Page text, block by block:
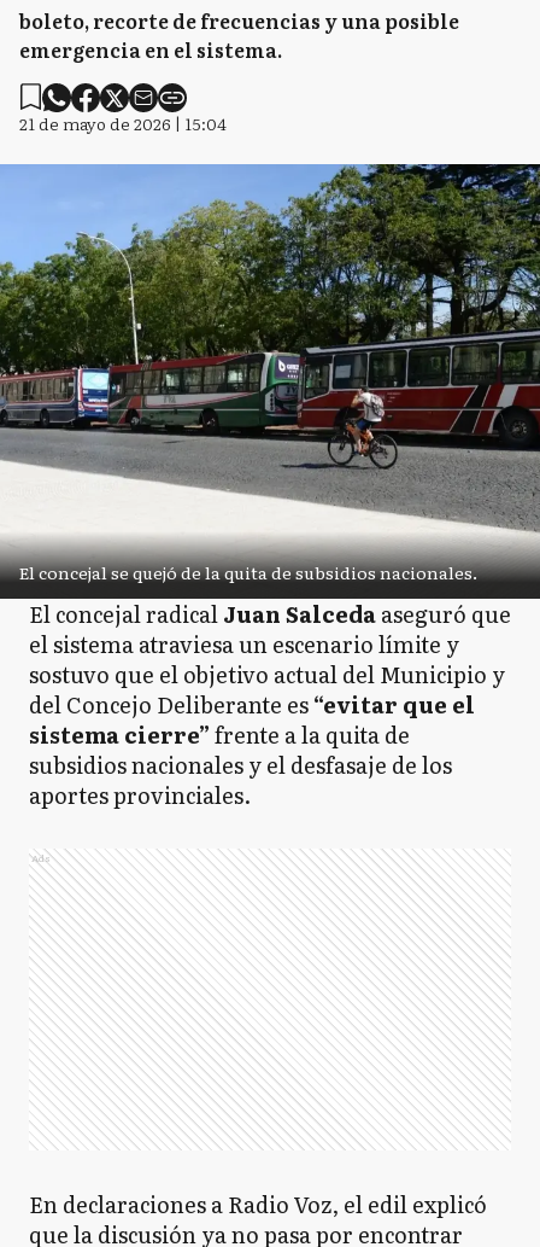
boleto, recorte de frecuencias y una posible
emergencia en el sistema.
21 de mayo de 2026 | 15:04
El concejal se quejó de la quita de subsidios nacionales.
El concejal radicalJuan Salcedaaseguró que
el sistema atraviesa un escenario límite y
sostuvo que el objetivo actual del Municipio y
del Concejo Deliberante es“evitar que el
sistema cierre”frente a la quita de
subsidios nacionales y el desfasaje de los
aportes provinciales.
Ads
En declaraciones a Radio Voz, el edil explicó
que la discusión ya no pasa por encontrar